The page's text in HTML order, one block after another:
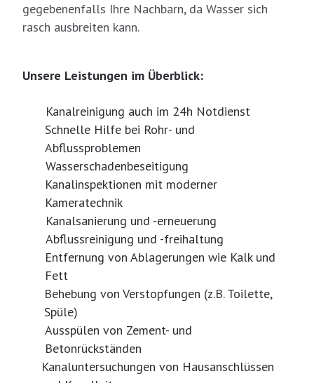
gegebenenfalls Ihre Nachbarn, da Wasser sich
rasch ausbreiten kann.
Unsere Leistungen im Überblick:
Kanalreinigung auch im 24h Notdienst
Schnelle Hilfe bei Rohr- und
Abflussproblemen
Wasserschadenbeseitigung
Kanalinspektionen mit moderner
Kameratechnik
Kanalsanierung und -erneuerung
Abflussreinigung und -freihaltung
Entfernung von Ablagerungen wie Kalk und
Fett
Behebung von Verstopfungen (z.B. Toilette,
Spüle)
Ausspülen von Zement- und
Betonrückständen
Kanaluntersuchungen von Hausanschlüssen